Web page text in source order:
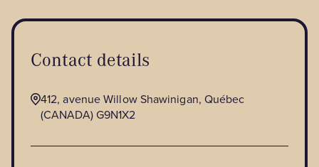
Contact details
412, avenue Willow Shawinigan, Québec
(CANADA) G9N1X2